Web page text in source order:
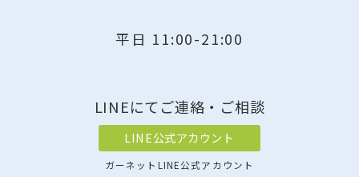
平日 11:00-21:00
LINEにてご連絡・ご相談
LINE公式アカウント
ガーネットLINE公式アカウント